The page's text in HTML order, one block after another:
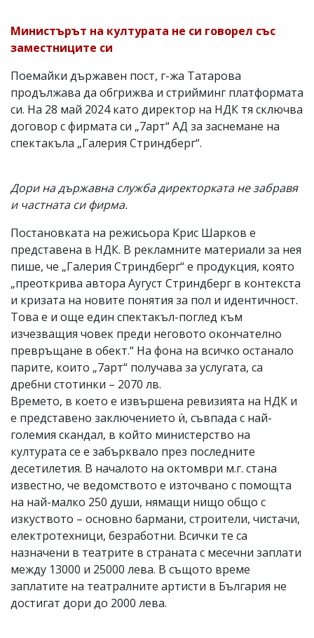
Министърът на културата не си говорел със
заместниците си
Поемайки държавен пост, г-жа Татарова
продължава да обгрижва и стрийминг платформата
си. На 28 май 2024 като директор на НДК тя сключва
договор с фирмата си „7арт“ АД за заснемане на
спектакъла „Галерия Стриндберг“.
Дори на държавна служба директорката не забравя
и частната си фирма.
Постановката на режисьора Крис Шарков е
представена в НДК. В рекламните материали за нея
пише, че „Галерия Стриндберг“ е продукция, която
„преоткрива автора Аугуст Стриндберг в контекста
и кризaтa на новите понятия за пол и идентичност.
Това е и още един спектакъл-поглед към
изчезващия човек преди неговото окончателно
превръщане в обект.“ На фона на всичко останало
парите, които „7арт“ получава за услугата, са
дребни стотинки – 2070 лв.
Времето, в което е извършена ревизията на НДК и
е представено заключението ѝ, съвпада с най-
големия скандал, в който министерство на
културата се е забърквало през последните
десетилетия. В началото на октомври м.г. стана
известно, че ведомството е източвано с помощта
на най-малко 250 души, нямащи нищо общо с
изкуството – основно бармани, строители, чистачи,
електротехници, безработни. Всички те са
назначени в театрите в страната с месечни заплати
между 13000 и 25000 лева. В същото време
заплатите на театралните артисти в България не
достигат дори до 2000 лева.